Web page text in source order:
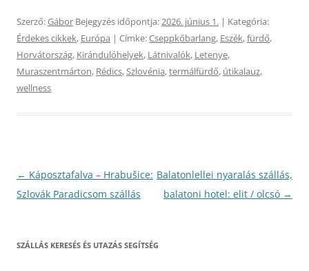
Szerző:Gábor Bejegyzés időpontja:2026. június 1. | Kategória:
Érdekes cikkek, Európa | Címke:Cseppkőbarlang, Eszék,fürdő,
Horvátország, Kirándulóhelyek, Látnivalók, Letenye,
Muraszentmárton, Rédics,Szlovénia,termálfürdő, útikalauz,
wellness
Bejegyzés
navigáció
← Káposztafalva – Hrabušice:
Szlovák Paradicsom szállás
Balatonlellei nyaralás szállás,
balatoni hotel: elit / olcsó →
SZÁLLÁS KERESÉS ÉS UTAZÁS SEGÍTSÉG